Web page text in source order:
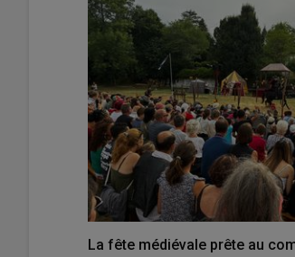
La fête médiévale prête au